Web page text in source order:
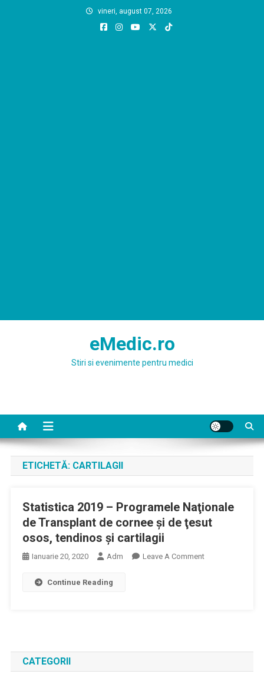
vineri, august 07, 2026
eMedic.ro
Stiri si evenimente pentru medici
ETICHETĂ: CARTILAGII
Statistica 2019 – Programele Naţionale
de Transplant de cornee și de ţesut
osos, tendinos şi cartilagii
Ianuarie 20, 2020 Adm Leave A CommentOn
Transplant
Continue Reading
CATEGORII